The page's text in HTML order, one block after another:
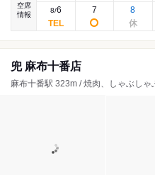
空席
情報
8/6 7 8
兜 麻布十番店
麻布十番駅 323m / 焼肉、しゃぶしゃ